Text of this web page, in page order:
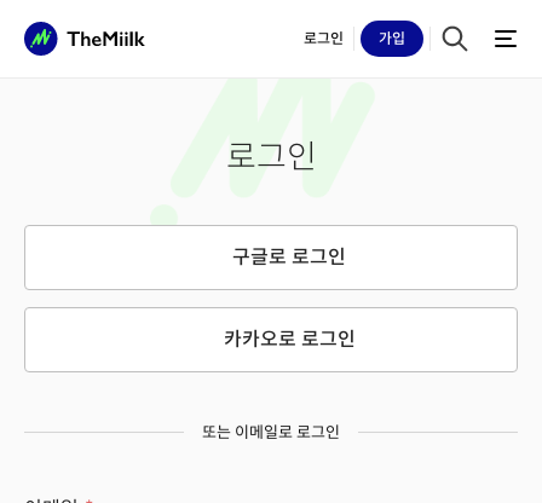
로그인 가입
로그인
구글로 로그인
카카오로 로그인
또는 이메일로 로그인